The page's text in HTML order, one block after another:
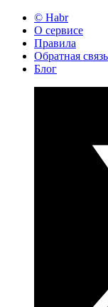
© Habr
О сервисе
Правила
Обратная связь
Блог